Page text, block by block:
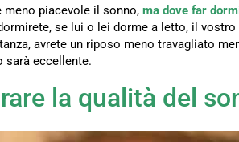
meno piacevole il sonno, ma dove far
se lui o lei dorme a letto, il
avrete un riposo meno travagliato
sarà eccellente.
la qualità del